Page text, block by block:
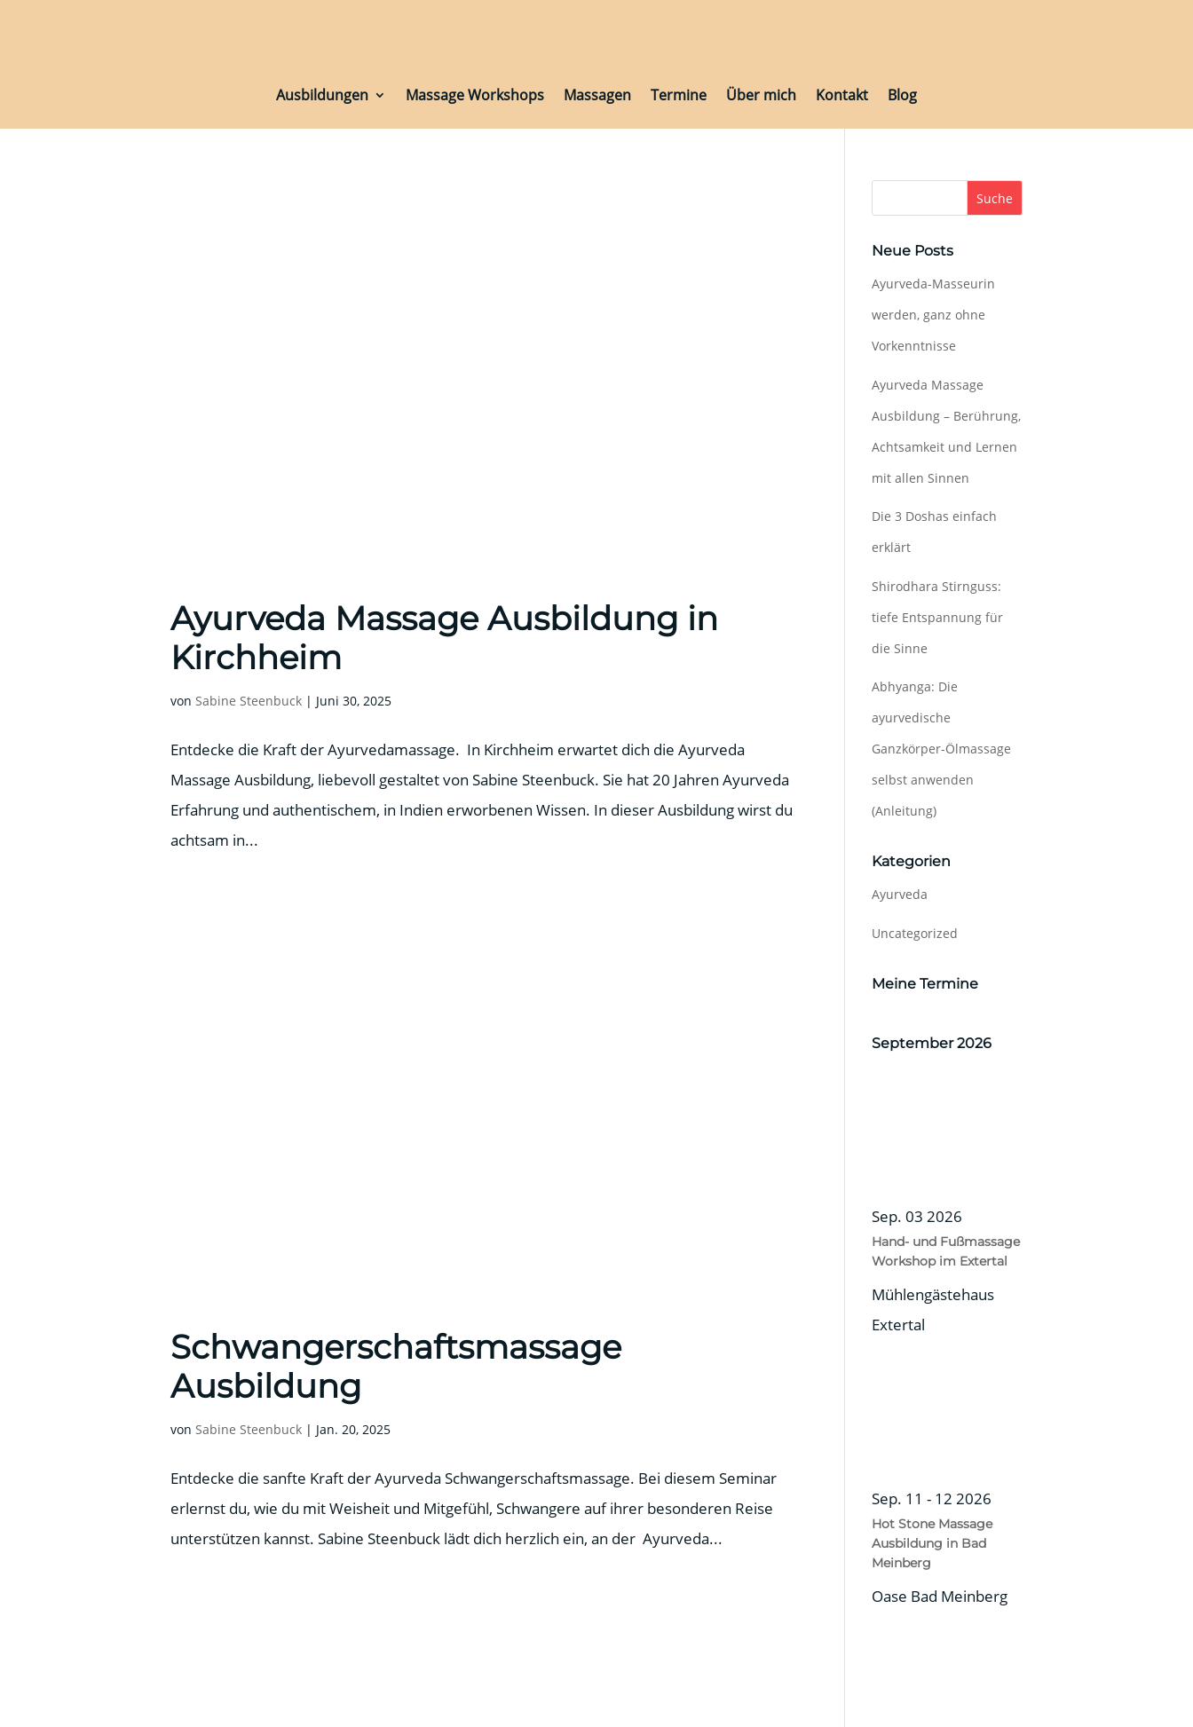
Ausbildungen Massage Workshops Massagen Termine Über mich Kontakt Blog
Ayurveda Massage Ausbildung in
Kirchheim
von Sabine Steenbuck | Juni 30, 2025
Entdecke die Kraft der Ayurvedamassage. In Kirchheim erwartet dich die Ayurveda
Massage Ausbildung, liebevoll gestaltet von Sabine Steenbuck. Sie hat 20 Jahren Ayurveda
Erfahrung und authentischem, in Indien erworbenen Wissen. In dieser Ausbildung wirst du
achtsam in...
Schwangerschaftsmassage
Ausbildung
von Sabine Steenbuck | Jan. 20, 2025
Entdecke die sanfte Kraft der Ayurveda Schwangerschaftsmassage. Bei diesem Seminar
erlernst du, wie du mit Weisheit und Mitgefühl, Schwangere auf ihrer besonderen Reise
unterstützen kannst. Sabine Steenbuck lädt dich herzlich ein, an der Ayurveda...
Suche
Neue Posts
Ayurveda-Masseurin
werden, ganz ohne
Vorkenntnisse
Ayurveda Massage
Ausbildung – Berührung,
Achtsamkeit und Lernen
mit allen Sinnen
Die 3 Doshas einfach
erklärt
Shirodhara Stirnguss:
tiefe Entspannung für
die Sinne
Abhyanga: Die
ayurvedische
Ganzkörper-Ölmassage
selbst anwenden
(Anleitung)
Kategorien
Ayurveda
Uncategorized
Meine Termine
September 2026
Sep. 03 2026
Hand- und Fußmassage
Workshop im Extertal
Mühlengästehaus
Extertal
Sep. 11 - 12 2026
Hot Stone Massage
Ausbildung in Bad
Meinberg
Oase Bad Meinberg